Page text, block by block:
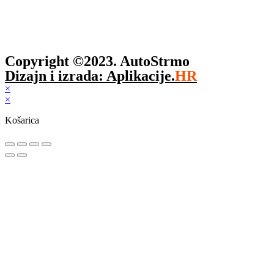
Copyright ©2023. AutoStrmo
Dizajn i izrada: Aplikacije.HR
×
×
Košarica